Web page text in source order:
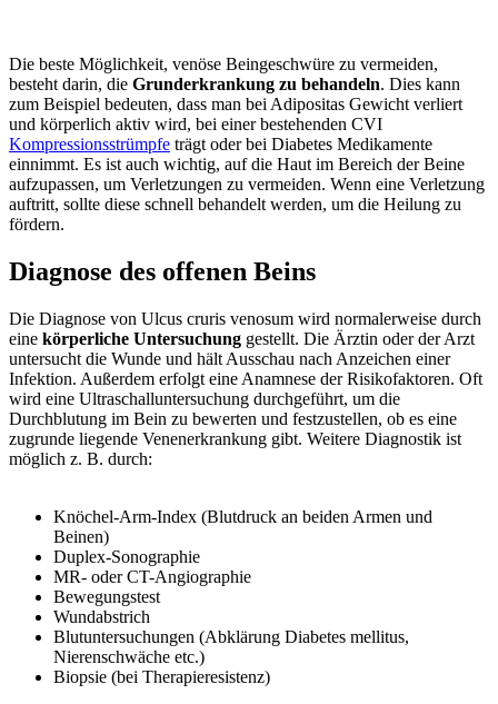
Die beste Möglichkeit, venöse Beingeschwüre zu vermeiden,
besteht darin, die Grunderkrankung zu behandeln. Dies kann
zum Beispiel bedeuten, dass man bei Adipositas Gewicht verliert
und körperlich aktiv wird, bei einer bestehenden CVI
Kompressionsstrümpfe trägt oder bei Diabetes Medikamente
einnimmt. Es ist auch wichtig, auf die Haut im Bereich der Beine
aufzupassen, um Verletzungen zu vermeiden. Wenn eine Verletzung
auftritt, sollte diese schnell behandelt werden, um die Heilung zu
fördern.
Diagnose des offenen Beins
Die Diagnose von Ulcus cruris venosum wird normalerweise durch
eine körperliche Untersuchung gestellt. Die Ärztin oder der Arzt
untersucht die Wunde und hält Ausschau nach Anzeichen einer
Infektion. Außerdem erfolgt eine Anamnese der Risikofaktoren. Oft
wird eine Ultraschalluntersuchung durchgeführt, um die
Durchblutung im Bein zu bewerten und festzustellen, ob es eine
zugrunde liegende Venenerkrankung gibt. Weitere Diagnostik ist
möglich z. B. durch:
Knöchel-Arm-Index (Blutdruck an beiden Armen und
Beinen)
Duplex-Sonographie
MR- oder CT-Angiographie
Bewegungstest
Wundabstrich
Blutuntersuchungen (Abklärung Diabetes mellitus,
Nierenschwäche etc.)
Biopsie (bei Therapieresistenz)